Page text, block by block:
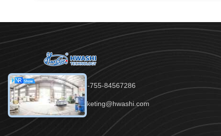
টেলিফোন：86-755-84567286
ইমেইল：marketing@hwashi.com